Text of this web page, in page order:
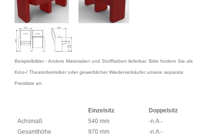
Beispielbilder - Andere Materialien und Stofffarben lieferbar. Bitte fordern Sie als
Kino-/ Theaterbetreiber oder gewerblicher Wiederverkäufer unsere separate
Preisliste an.
Einzelsitz
Doppelsitz
Achsmaß
540 mm
-n.A.-
Gesamthöhe
970 mm
-n.A.-